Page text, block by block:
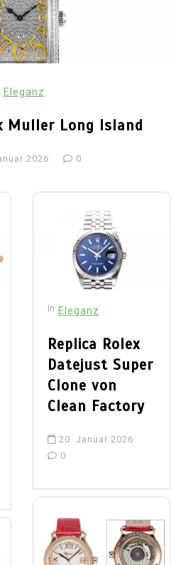
Eleganz
Muller Long Island
2026 0
In Eleganz
Replica Rolex
Datejust Super
Clone von
Clean Factory
20. Januar 2026
0